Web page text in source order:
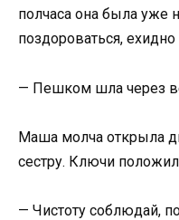
полчаса она была уже
поздороваться,
— Пешком шла через
Маша молча открыла
сестру. Ключи
— Чистоту соблюдай,